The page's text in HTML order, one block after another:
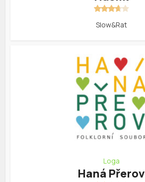
Slow&Rat
Loga
Haná Přerov